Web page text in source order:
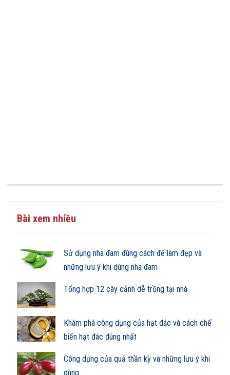
Bài xem nhiều
Sử dụng nha đam đúng cách để làm đẹp và
những lưu ý khi dùng nha đam
Tổng hợp 12 cây cảnh dễ trồng tại nhà
Khám phá công dụng của hạt đác và cách chế
biến hạt đác đúng nhất
Công dụng của quả thần kỳ và những lưu ý khi
dùng